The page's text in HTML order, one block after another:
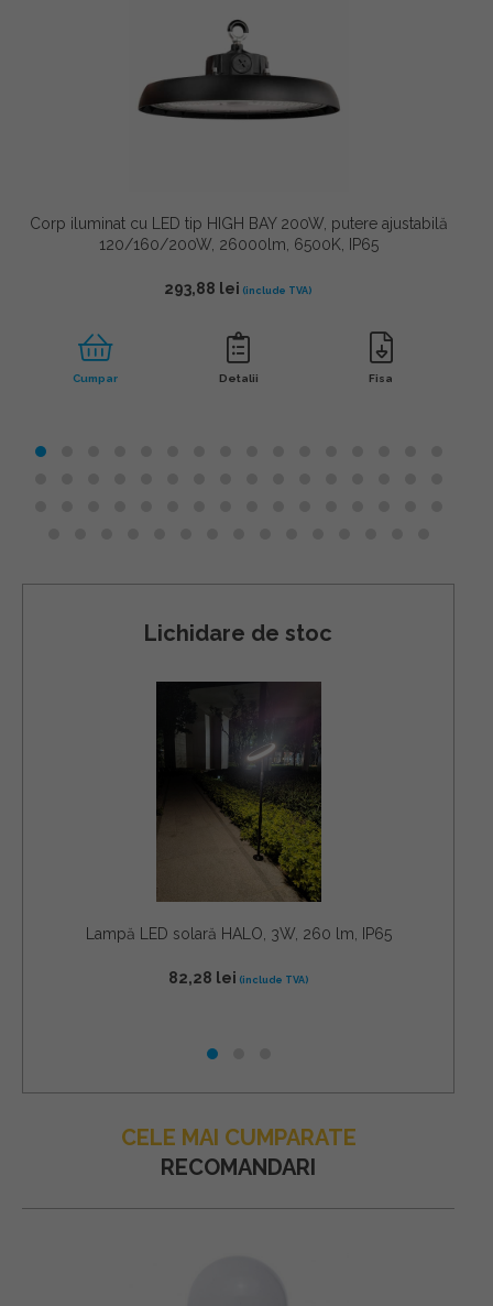
Corp iluminat cu LED tip HIGH BAY 200W, putere ajustabilă
120/160/200W, 26000lm, 6500K, IP65
293,88 lei
Cumpar Detalii Fisa
Lichidare de stoc
Lampă LED solară HALO, 3W, 260 lm, IP65
82,28 lei
CELE MAI CUMPARATE
RECOMANDARI